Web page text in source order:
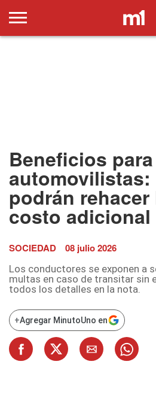
Beneficios para
podrán rehacer
costo adicional
SOCIEDAD 08 julio 2026
Los conductores se exponen a
multas en caso de transitar sin
todos los detalles en la nota.
+Agregar MinutoUno en